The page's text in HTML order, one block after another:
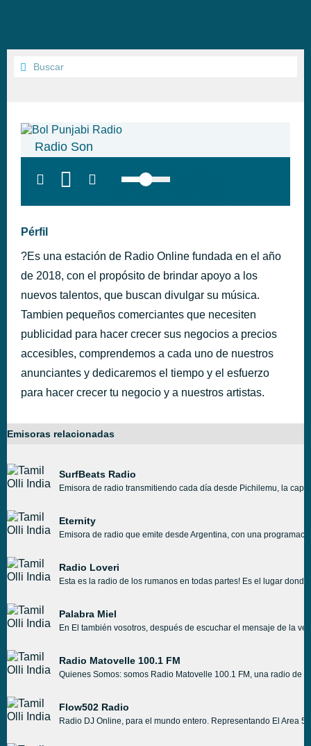
Radio Son
height:28px; background:#005f79;'
Pérfil
?Es una estación de Radio Online fundada en el año
de 2018, con el propósito de brindar apoyo a los
nuevos talentos, que buscan divulgar su música.
Tambien pequeños comerciantes que necesiten
publicidad para hacer crecer sus negocios a precios
accesibles, comprendemos a cada uno de nuestros
anunciantes y dedicaremos el tiempo y el esfuerzo
para hacer crecer tu negocio y a nuestros artistas.
Emisoras relacionadas
SurfBeats Radio
Emisora de radio transmitiendo cada día desde Pichilemu, la
Eternity
Emisora de radio que emite desde Argentina, con una
Radio Loveri
Esta es la radio de los rumanos en todas partes! Es el lugar
Palabra Miel
En El también vosotros, después de escuchar el mensaje de la
Radio Matovelle 100.1 FM
Quienes Somos: somos Radio Matovelle 100.1 FM, una radio de
Flow502 Radio
Radio DJ Online, para el mundo entero. Representando El Area